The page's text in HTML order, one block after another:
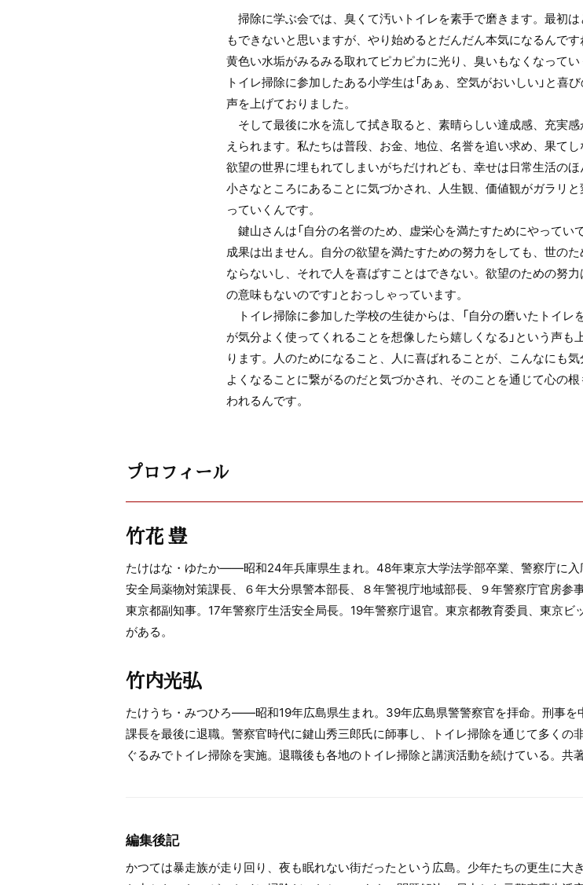
掃除に学ぶ会では、臭くて汚いトイレを素手で磨きます。最初は
もできないと思いますが、やり始めるとだんだん本気になるんです
黄色い水垢がみるみる取れてピカピカに光り、臭いもなくなってい
トイレ掃除に参加したある小学生は「あぁ、空気がおいしい」と喜
声を上げておりました。
そして最後に水を流して拭き取ると、素晴らしい達成感、充実感
えられます。私たちは普段、お金、地位、名誉を追い求め、果てし
欲望の世界に埋もれてしまいがちだけれども、幸せは日常生活の
小さなところにあることに気づかされ、人生観、価値観がガラリと
っていくんです。
鍵山さんは「自分の名誉のため、虚栄心を満たすためにやってい
成果は出ません。自分の欲望を満たすための努力をしても、世のた
ならないし、それで人を喜ばすことはできない。欲望のための努
の意味もないのです」とおっしゃっています。
トイレ掃除に参加した学校の生徒からは、「自分の磨いたトイレ
が気分よく使ってくれることを想像したら嬉しくなる」という声も
ります。人のためになること、人に喜ばれることが、こんなにも
よくなることに繋がるのだと気づかされ、そのことを通じて心の根
われるんです。
プロフィール
竹花 豊
たけはな・ゆたか――昭和24年兵庫県生まれ。48年東京大学法学部卒業、警察庁に
安全局薬物対策課長、６年大分県警本部長、８年警視庁地域部長、９年警察庁官房
東京都副知事。17年警察庁生活安全局長。19年警察庁退官。東京都教育委員、東京ビ
がある。
竹内光弘
たけうち・みつひろ――昭和19年広島県生まれ。39年広島県警警察官を拝命。刑事
課長を最後に退職。警察官時代に鍵山秀三郎氏に師事し、トイレ掃除を通じて多く
ぐるみでトイレ掃除を実施。退職後も各地のトイレ掃除と講演活動を続けている。共著
編集後記
かつては暴走族が走り回り、夜も眠れない街だったという広島。少年たちの更生に大き